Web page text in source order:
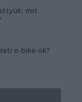
mit
e-bike-ok?